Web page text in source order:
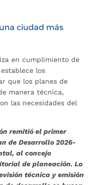
ciudad más
en cumplimiento de
los
que los planes de
manera técnica,
las necesidades del
remitió el primer
de Desarrollo 2026-
al concejo
de planeación. Lo
técnica y emisión